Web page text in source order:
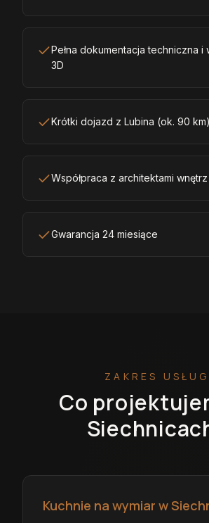
Pełna dokumentacja techniczna i
3D
Krótki dojazd z Lubina (ok. 90 km)
Współpraca z architektami wnętrz
Gwarancja 24 miesiące
ZAKRES USŁUG
Co
Kuchnie na wymiar w